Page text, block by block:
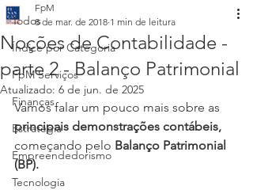
Todos
Índice por Categoria
FpM Serviços
Finanças
Estratégia
Empreendedorismo
Tecnologia
Noções de Contabilidade -
parte 2 - Balanço Patrimonial
FpM
8 de mar. de 2018 1 min de leitura
Atualizado: 6 de jun. de 2025
Vamos falar um pouco mais sobre as
principais demonstrações contábeis,
começando pelo Balanço Patrimonial
(BP).